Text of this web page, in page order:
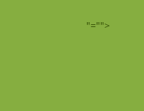
"="">